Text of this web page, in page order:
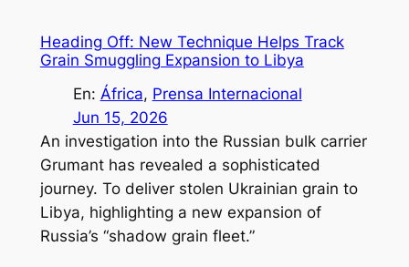
Heading Off: New Technique Helps Track
Grain Smuggling Expansion to Libya
En: África, Prensa Internacional
Jun 15, 2026
An investigation into the Russian bulk carrier
Grumant has revealed a sophisticated
journey. To deliver stolen Ukrainian grain to
Libya, highlighting a new expansion of
Russia’s “shadow grain fleet.”